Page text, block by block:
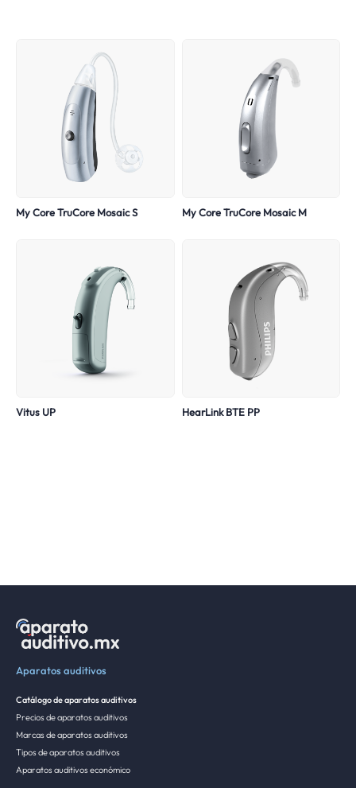
My Core TruCore Mosaic S My Core TruCore Mosaic M
Vitus UP HearLink BTE PP
Aparatos auditivos
Catálogo de aparatos auditivos
Precios de aparatos auditivos
Marcas de aparatos auditivos
Tipos de aparatos auditivos
Aparatos auditivos económico